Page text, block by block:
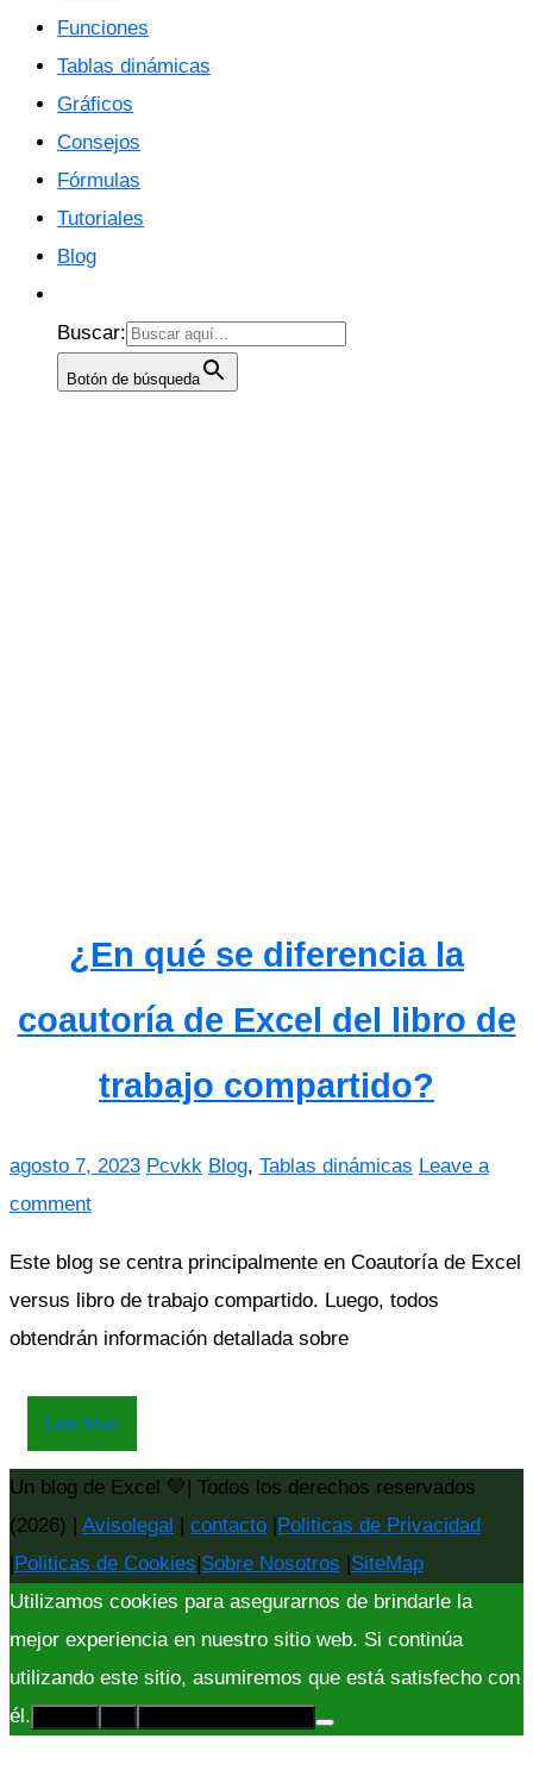
Funciones
Tablas dinámicas
Gráficos
Consejos
Fórmulas
Tutoriales
Blog
Buscar:
Botón de búsqueda
¿En qué se diferencia la
coautoría de Excel del libro de
trabajo compartido?
agosto 7, 2023 Pcvkk Blog, Tablas dinámicas Leave a
comment
Este blog se centra principalmente en Coautoría de Excel
versus libro de trabajo compartido. Luego, todos
obtendrán información detallada sobre
Leer Mas
Un blog de Excel 💚| Todos los derechos reservados
(2026) | Avisolegal | contacto |Politicas de Privacidad
|Politicas de Cookies|Sobre Nosotros |SiteMap
Utilizamos cookies para asegurarnos de brindarle la
mejor experiencia en nuestro sitio web. Si continúa
utilizando este sitio, asumiremos que está satisfecho con
él.